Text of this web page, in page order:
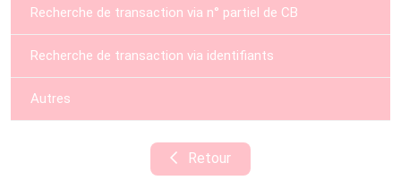
Recherche de transaction via n° partiel de CB
Recherche de transaction via identifiants
Autres
Retour